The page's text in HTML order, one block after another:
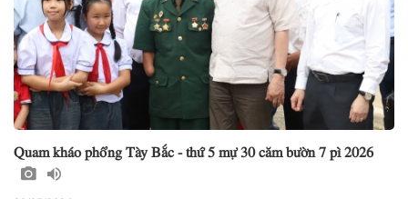
Quam kháo phổng Tày Bắc - thứ 5 mự 30 căm bườn 7 pì 2026